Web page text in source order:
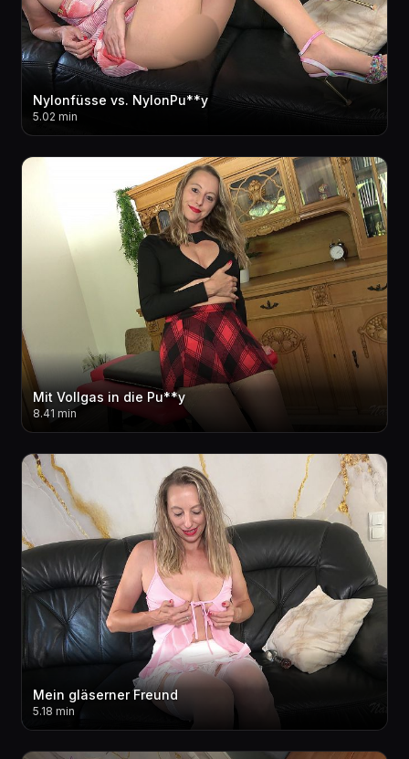
Nylonfüsse vs. NylonPu**y
5.02 min
Mit Vollgas in die Pu**y
8.41 min
Mein gläserner Freund
5.18 min